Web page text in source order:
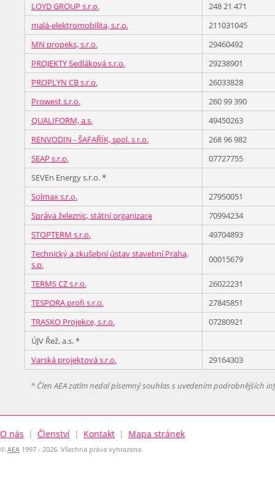
LOYD GROUP s.r.o.
248 21 471
malá-elektromobilita, s.r.o.
211031045
MN propeks, s.r.o.
29460492
PROJEKTY Sedláková s.r.o.
29238901
PROPLYN CB s.r.o.
26033828
Prowest s.r.o.
260 99 390
QUALIFORM, a.s.
49450263
RENVODIN - ŠAFAŘÍK, spol. s r.o.
268 96 982
SEAP s.r.o.
07727755
SEVEn Energy s.r.o. *
Solmax s.r.o.
27950051
Správa železnic, státní organizace
70994234
STOPTERM s.r.o.
49704893
Technický a zkušební ústav stavební Praha,
s.p.
00015679
TERMS CZ s.r.o.
26022231
TESPORA profi s.r.o.
27845851
TRASKO Projekce, s.r.o.
07280921
ÚJV Řež, a.s. *
Varská projektová s.r.o.
29164303
* Člen AEA zatím nedal písemný souhlas s uvedením podrobnějších
O nás | Členství | Kontakt | Mapa stránek
© AEA 1997 - 2026. Všechna práva vyhrazena.